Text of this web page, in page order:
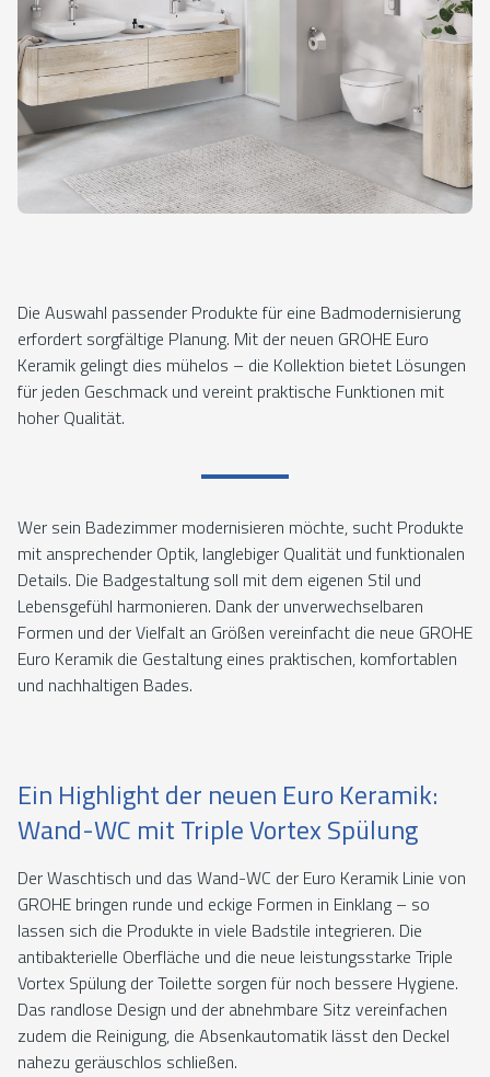
Die Auswahl passender Produkte für eine Badmodernisierung
erfordert sorgfältige Planung. Mit der neuen GROHE Euro
Keramik gelingt dies mühelos – die Kollektion bietet Lösungen
für jeden Geschmack und vereint praktische Funktionen mit
hoher Qualität.
Wer sein Badezimmer modernisieren möchte, sucht Produkte
mit ansprechender Optik, langlebiger Qualität und funktionalen
Details. Die Badgestaltung soll mit dem eigenen Stil und
Lebensgefühl harmonieren. Dank der unverwechselbaren
Formen und der Vielfalt an Größen vereinfacht die neue GROHE
Euro Keramik die Gestaltung eines praktischen, komfortablen
und nachhaltigen Bades.
Ein Highlight der neuen Euro Keramik:
Wand-WC mit Triple Vortex Spülung
Der Waschtisch und das Wand-WC der Euro Keramik Linie von
GROHE bringen runde und eckige Formen in Einklang – so
lassen sich die Produkte in viele Badstile integrieren. Die
antibakterielle Oberfläche und die neue leistungsstarke Triple
Vortex Spülung der Toilette sorgen für noch bessere Hygiene.
Das randlose Design und der abnehmbare Sitz vereinfachen
zudem die Reinigung, die Absenkautomatik lässt den Deckel
nahezu geräuschlos schließen.